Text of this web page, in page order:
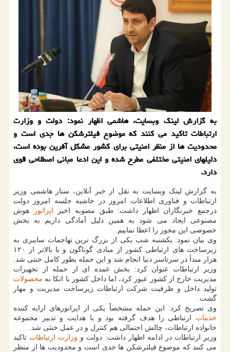
به گزارش لینک وبسایت، هاشمی اظهار نمود: دولت و وزارت
ارتباطات تاکید می کنند که موضوع فیلترشکن ها جدی است و
محدودیت ها از منظر امنیتی برای کشور مشکل آفرین بوده است،
دلیلهای امنیتی مختلفی مطرح شده و این ادعا مبانی اصطلاحی قوی
دارد.
به گزارش لینک وبسایت به نقل از خبر آنلاین، ستار هاشمی وزیر
ارتباطات و فناوری اطلاعات امروز در حاشیه جلسه امروز دولت
درجمع خبرنگاران اظهار داشت: طبق مصوبه اخیر اپراتور
هوش
مصنوعی ایجاد می شود به همین دلیل آمادگی داریم به بخش
خصوصی این مجوز را اعطا نماییم.
وی بیان نمود: یکشنبه شب یکی از بزرگ ترین تهاجمات سایبری به
زیرساخت های ارتباطی کشور از مبادی گوناگون و با بالاتر از ۱۲۰
هزار مبدأ در سرتاسر دنیا انجام شد و این حمله بطور کامل خنثی شد.
وزیر ارتباطات عنوان کرد: بخش عمده ای از حمله از تجهیزات
مدیریت خارج از کشور عبور کرد، اما داخل کشور با اتکا به محصولات
تولید داخل و ظرفیت شرکت ارتباطات زیرساخت مدیریت و مهار
گشت.
وی تصریح کرد: این حمله مشخصاً یکی از اپراتورهای ارایه کننده
خدمات ارتباطی را هدف گرفته بود و با هدایت و تدبیر مجموعه
خانواده ارتباطات، چالش احتمالی هم کنترل و در عمل خنثی شد.
وزیر ارتباطات در ادامه اظهار داشت: دولت و وزارت ارتباطات تاکید
می کنند که موضوع فیلترشکن ها جدی است و محدودیت ها از منظر